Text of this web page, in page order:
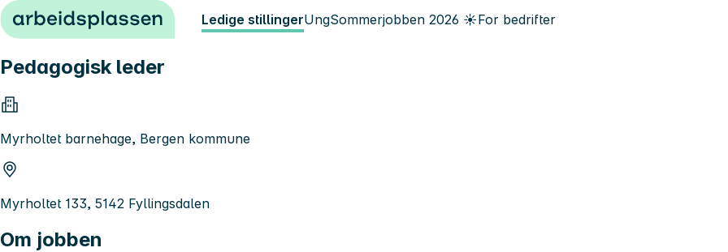
Hopp til innhold Ledige stillingerUngSommerjobben 2026 ☀️For bedrifter
Pedagogisk leder
Myrholtet barnehage, Bergen kommune
Myrholtet 133, 5142 Fyllingsdalen
Om jobben